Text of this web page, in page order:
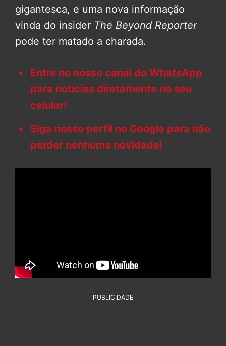
gigantesca, e uma nova informação
vinda do insider The Beyond Reporter
pode ter matado a charada.
Entre no nosso canal do WhatsApp
para notícias diretamente no seu
celular!
Siga nosso perfil no Google para não
perder nenhuma novidade!
PUBLICIDADE